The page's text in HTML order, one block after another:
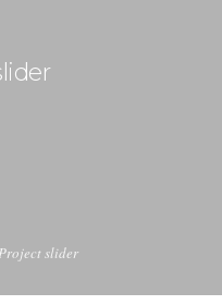
slider